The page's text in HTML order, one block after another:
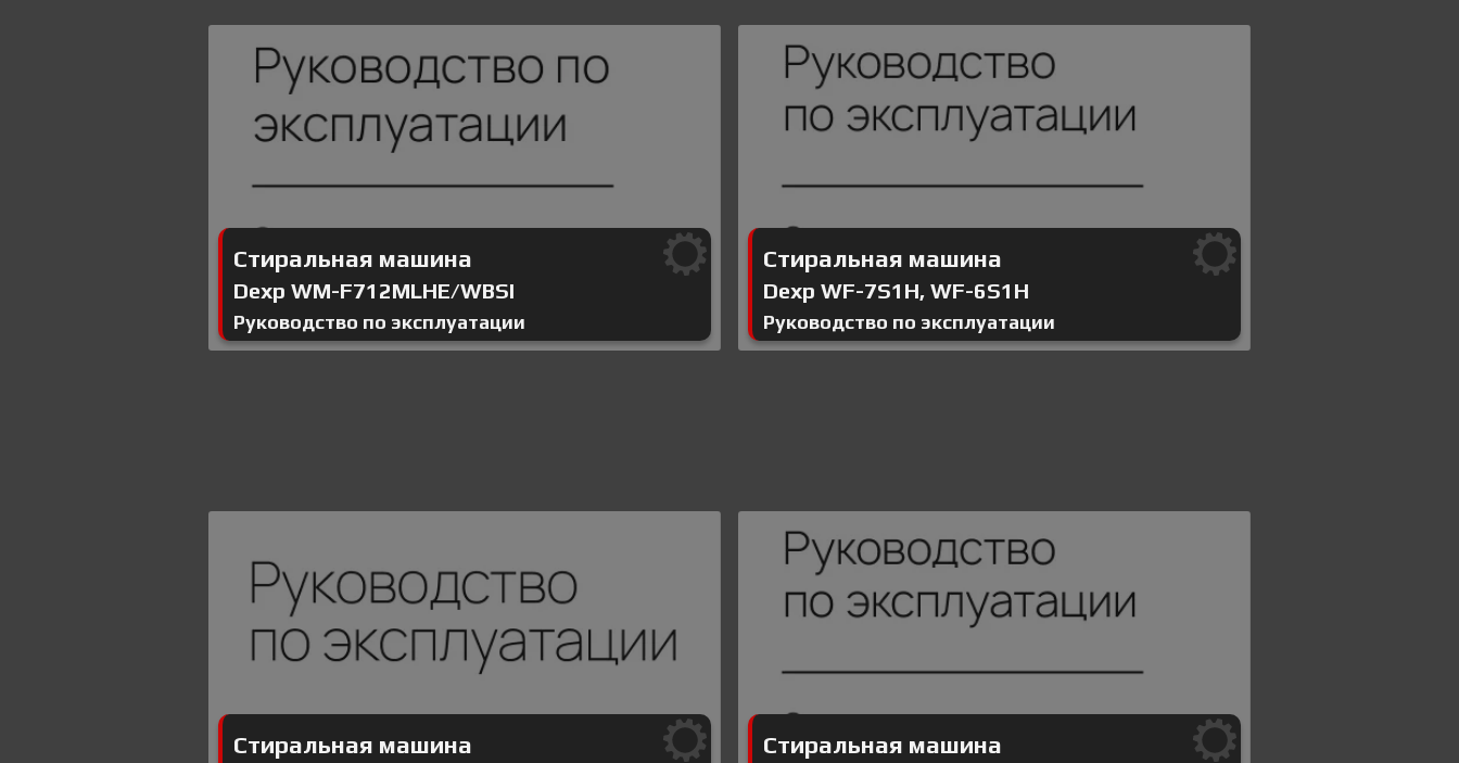
Стиральная машина
Dexp WM-F712MLHE/WBSI
Руководство по эксплуатации
Стиральная машина
Dexp WF-7S1H, WF-6S1H
Руководство по эксплуатации
Стиральная машина Стиральная машина